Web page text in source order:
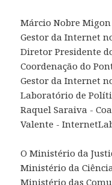
Márcio Nobre
Gestor da Internet
Diretor Presidente
Coordenação do
Gestor da Internet
Laboratório de
Raquel Saraiva -
Valente -
O Ministério da
Ministério da
Ministério das